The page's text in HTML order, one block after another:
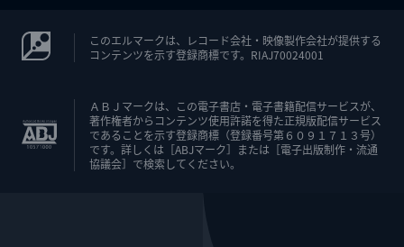
このエルマークは、レコード会社・映像製作会社が提供する
コンテンツを示す登録商標です。RIAJ70024001
ＡＢＪマークは、この電子書店・電子書籍配信サービスが、
著作権者からコンテンツ使用許諾を得た正規版配信サービス
であることを示す登録商標（登録番号第６０９１７１３号）
です。詳しくは［ABJマーク］または［電子出版制作・流通
協議会］で検索してください。